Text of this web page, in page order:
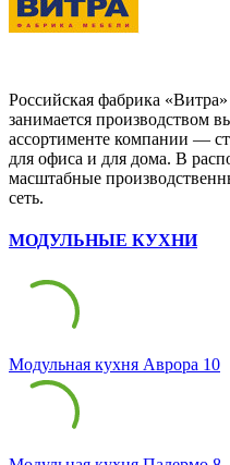
Российская фабрика
занимается производством
ассортименте компании —
для офиса и для дома. В
масштабные
сеть.
МОДУЛЬНЫЕ КУХНИ
Модульная кухня Аврора 10